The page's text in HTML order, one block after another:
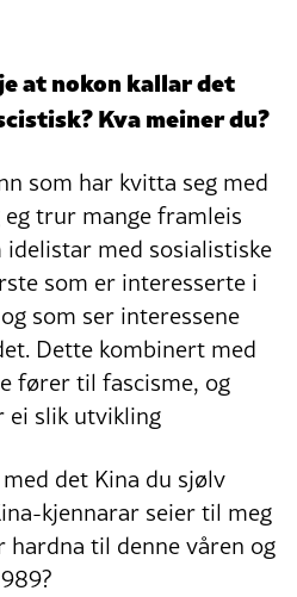
at nokon kallar det
Kva meiner du?
som har kvitta seg med
trur mange framleis
idelistar med sosialistiske
som er interesserte i
som ser interessene
Dette kombinert med
fører til fascisme, og
ei slik utvikling
det Kina du sjølv
kjennarar seier til meg
til denne våren og